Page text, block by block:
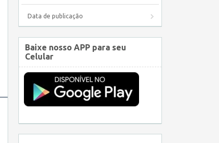
Data de publicação
Baixe nosso APP para seu
Celular